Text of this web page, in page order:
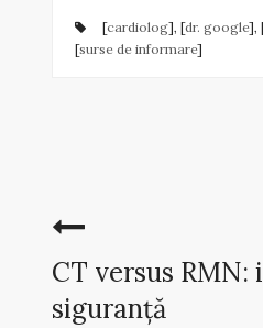
[cardiolog], [dr. google],
[surse de informare]
CT versus
siguranță